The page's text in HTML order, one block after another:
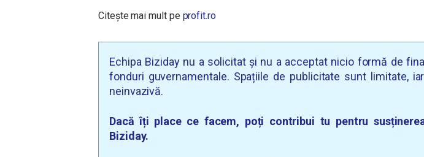
Citește mai mult pe profit.ro
Echipa Biziday nu a solicitat și nu a acceptat nicio formă de
fonduri guvernamentale. Spațiile de publicitate sunt limitate,
neinvazivă.
Dacă îți place ce facem, poți contribui tu pentru
Biziday.